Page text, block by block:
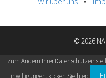
© 2026
Zum Ändern Ihrer
Einwilligungen, klicken Sie hier: